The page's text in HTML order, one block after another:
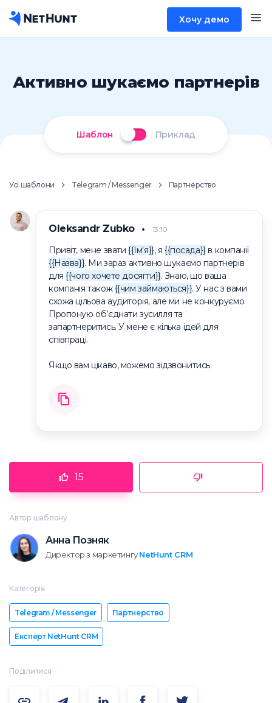
Хочу демо
Активно шукаємо партнерів
Шаблон Приклад
Усі шаблони Telegram / Messenger Партнерство
Oleksandr Zubko 13:10
Привіт, мене звати{{Ім‘я}}, я {{посада}} в компанії
{{Назва}}. Ми зараз активно шукаємо партнерів
для{{чого хочете досягти}}. Знаю, що ваша
компанія також{{чим займаються}}. У нас з вами
схожа цільова аудиторія, але ми не конкуруємо.
Пропоную об’єднати зусилля та
запартнеритись. У мене є кілька ідей для
співпраці.
Якщо вам цікаво, можемо зідзвонитись.
15
Автор шаблону
Анна Позняк
Директор з маркетингуNetHunt CRM
Категорія
Telegram / Messenger Партнерство
Експерт NetHunt CRM
Поділитися